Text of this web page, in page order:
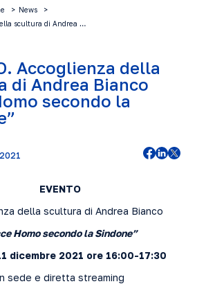
News
scultura di Andrea …
Accoglienza della
di Andrea Bianco
secondo la
EVENTO
della scultura di Andrea Bianco
Homo secondo la Sindone”
dicembre 2021 ore 16:00-17:30
sede e diretta streaming